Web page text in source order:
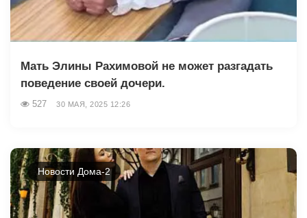
Мать Элины Рахимовой не может разгадать
поведение своей дочери.
527 30 МАЯ, 2025 12:26
Новости Дома-2